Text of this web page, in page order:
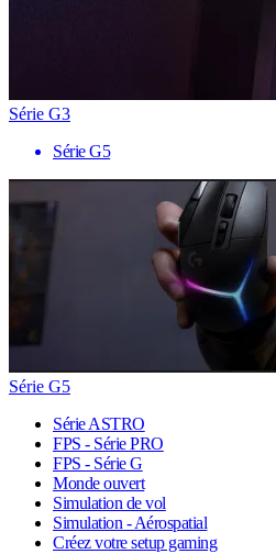
Série G3
Série G5
Série G5
Série ASTRO
FPS - Série PRO
FPS - Série G
Monde ouvert
Simulation de vol
Simulation - Aérospatial
Créez votre setup gaming